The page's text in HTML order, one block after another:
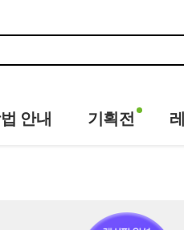
안내 기획전